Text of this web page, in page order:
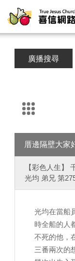
廣播搜尋
厝邊隔壁大家
【彩色人生】
光均 弟兄 第
光均在當船
時全船的人
不死的他，
三番兩次的